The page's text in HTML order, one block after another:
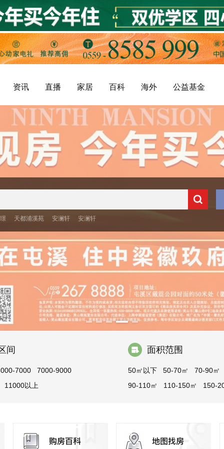
资讯 直播 家居 百科 海外 公益基金
天都浦溪苑 安澜轩 安澜轩
间
7000
7000-9000
11000以上
面积范围
50㎡以下 50-70㎡
70-90㎡
90-110㎡
110-150㎡
150-